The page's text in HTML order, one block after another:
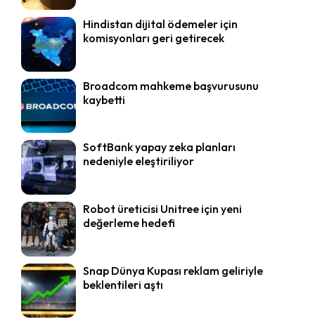
Hindistan dijital ödemeler için
komisyonları geri getirecek
Broadcom mahkeme başvurusunu
kaybetti
SoftBank yapay zeka planları
nedeniyle eleştiriliyor
Robot üreticisi Unitree için yeni
değerleme hedefi
Snap Dünya Kupası reklam geliriyle
beklentileri aştı